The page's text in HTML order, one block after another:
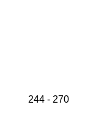
244 - 270